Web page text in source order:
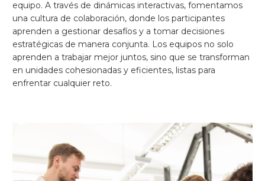
equipo. A través de dinámicas interactivas, fomentamos
una cultura de colaboración, donde los participantes
aprenden a gestionar desafíos y a tomar decisiones
estratégicas de manera conjunta. Los equipos no solo
aprenden a trabajar mejor juntos, sino que se transforman
en unidades cohesionadas y eficientes, listas para
enfrentar cualquier reto.